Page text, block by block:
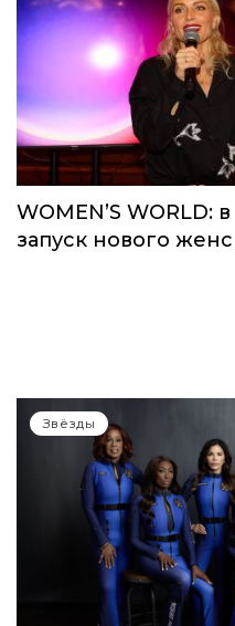
WOMEN’S
запуск нового
Звёзды